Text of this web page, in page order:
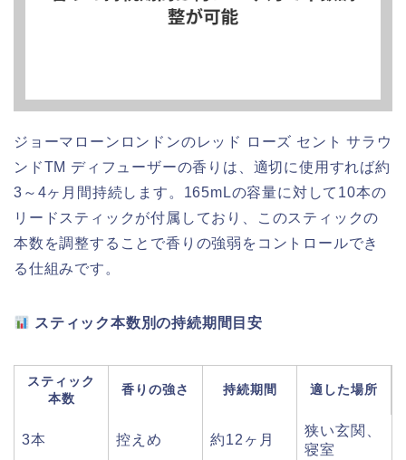
ジョーマローンロンドンのレッド ローズ セント サラウ
ンドTM ディフューザーの香りは、適切に使用すれば約
3～4ヶ月間持続します。165mLの容量に対して10本の
リードスティックが付属しており、このスティックの
本数を調整することで香りの強弱をコントロールでき
る仕組みです。
スティック本数別の持続期間目安
スティック
本数
香りの強さ 持続期間 適した場所
3本 控えめ 約12ヶ月
狭い玄関、
寝室